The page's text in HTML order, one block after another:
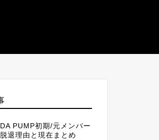
DA PUMP初期/元メンバー
脱退理由と現在まとめ